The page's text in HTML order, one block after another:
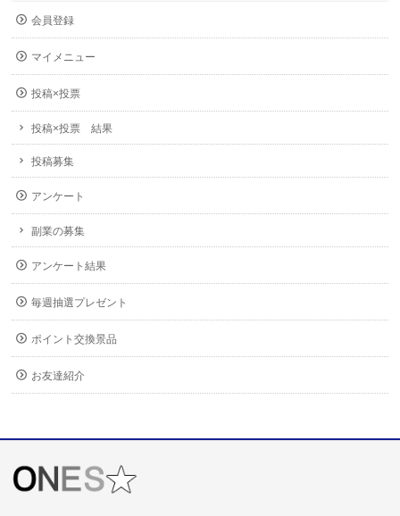
会員登録
マイメニュー
投稿×投票
投稿×投票 結果
投稿募集
アンケート
副業の募集
アンケート結果
毎週抽選プレゼント
ポイント交換景品
お友達紹介